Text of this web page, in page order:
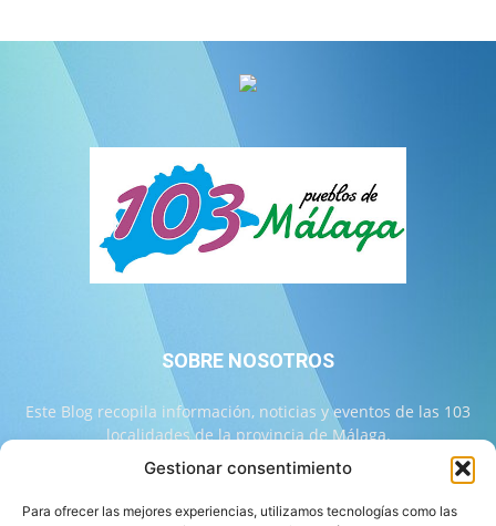
Gestionar consentimiento
Para ofrecer las mejores experiencias, utilizamos tecnologías como las
SOBRE NOSOTROS
Este Blog recopila información, noticias y eventos de las 103
localidades de la provincia de Málaga.
Contáctanos:info@103malaga.com